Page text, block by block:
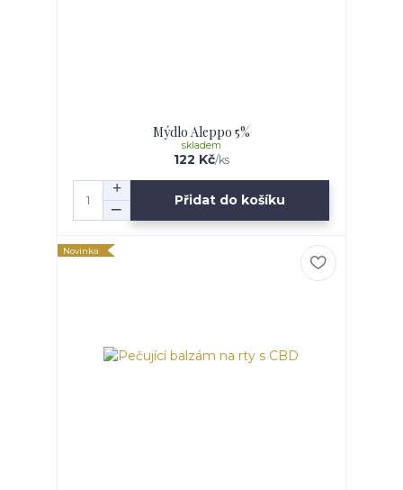
Mýdlo Aleppo 5%
122 Kč/ks
skladem
Přidat do košíku
Novinka